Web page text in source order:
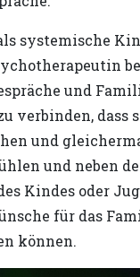
systemische
und
verbinden, dass
und
und neben
Kindes oder
für das
können.